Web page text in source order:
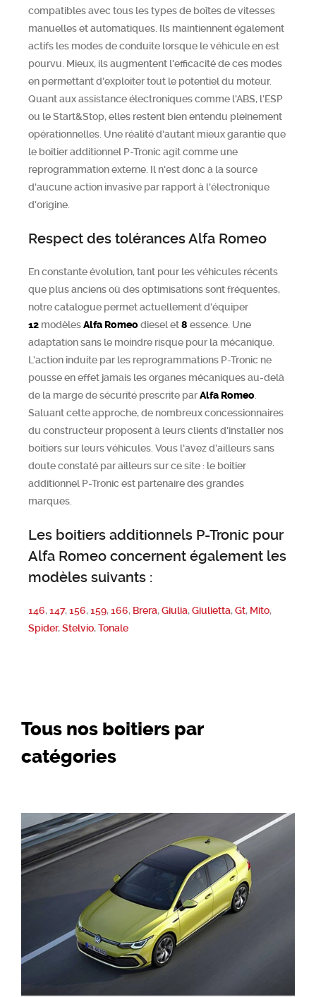
compatibles avec tous les types de boîtes de vitesses
manuelles et automatiques. Ils maintiennent également
actifs les modes de conduite lorsque le véhicule en est
pourvu. Mieux, ils augmentent l'efficacité de ces modes
en permettant d'exploiter tout le potentiel du moteur.
Quant aux assistance électroniques comme l'ABS, l'ESP
ou le Start&Stop, elles restent bien entendu pleinement
opérationnelles. Une réalité d'autant mieux garantie que
le boitier additionnel P-Tronic agit comme une
reprogrammation externe. Il n'est donc à la source
d'aucune action invasive par rapport à l'électronique
d'origine.
Respect des tolérances Alfa Romeo
En constante évolution, tant pour les véhicules récents
que plus anciens où des optimisations sont fréquentes,
notre catalogue permet actuellement d'équiper
12 modèlesAlfa Romeodiesel et8 essence. Une
adaptation sans le moindre risque pour la mécanique.
L’action induite par les reprogrammations P-Tronic ne
pousse en effet jamais les organes mécaniques au-delà
de la marge de sécurité prescrite parAlfa Romeo
Saluant cette approche, de nombreux concessionnaires
du constructeur proposent à leurs clients d'installer nos
boitiers sur leurs véhicules. Vous l'avez d'ailleurs sans
doute constaté par ailleurs sur ce site : le boitier
additionnel P-Tronic est partenaire des grandes
marques.
Les boitiers additionnels P-Tronic pour
Alfa Romeo concernent également les
modèles suivants :
146,147,156,159,166, Brera,Giulia,Giulietta,Gt, Mito,
Spider,Stelvio,Tonale
Tous nos boitiers par
catégories